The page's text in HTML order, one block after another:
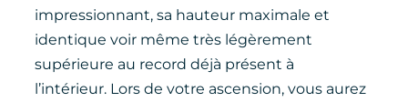
impressionnant, sa hauteur maximale et
identique voir même très légèrement
supérieure au record déjà présent à
l’intérieur. Lors de votre ascension, vous aurez